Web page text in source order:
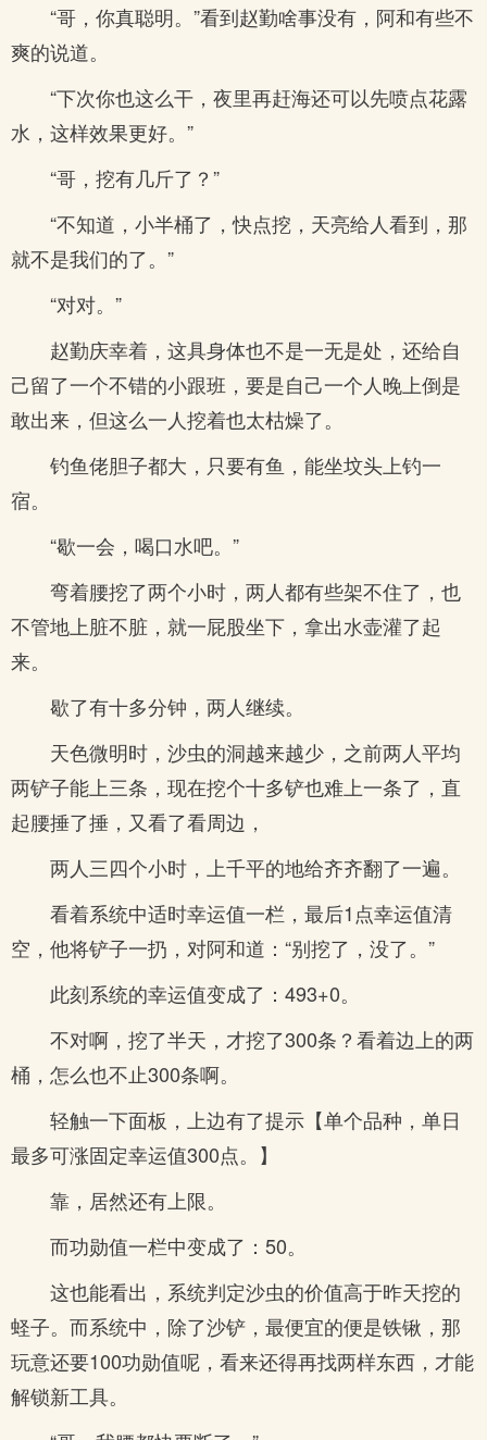
“哥，你真聪明。”看到赵勤啥事没有，阿和有些不
爽的说道。
“下次你也这么干，夜里再赶海还可以先喷点花露
水，这样效果更好。”
“哥，挖有几斤了？”
“不知道，小半桶了，快点挖，天亮给人看到，那
就不是我们的了。”
“对对。”
赵勤庆幸着，这具身体也不是一无是处，还给自
己留了一个不错的小跟班，要是自己一个人晚上倒是
敢出来，但这么一人挖着也太枯燥了。
钓鱼佬胆子都大，只要有鱼，能坐坟头上钓一
宿。
“歇一会，喝口水吧。”
弯着腰挖了两个小时，两人都有些架不住了，也
不管地上脏不脏，就一屁股坐下，拿出水壶灌了起
来。
歇了有十多分钟，两人继续。
天色微明时，沙虫的洞越来越少，之前两人平均
两铲子能上三条，现在挖个十多铲也难上一条了，直
起腰捶了捶，又看了看周边，
两人三四个小时，上千平的地给齐齐翻了一遍。
看着系统中适时幸运值一栏，最后1点幸运值清
空，他将铲子一扔，对阿和道：“别挖了，没了。”
此刻系统的幸运值变成了：493+0。
不对啊，挖了半天，才挖了300条？看着边上的两
桶，怎么也不止300条啊。
轻触一下面板，上边有了提示【单个品种，单日
最多可涨固定幸运值300点。】
靠，居然还有上限。
而功勋值一栏中变成了：50。
这也能看出，系统判定沙虫的价值高于昨天挖的
蛏子。而系统中，除了沙铲，最便宜的便是铁锹，那
玩意还要100功勋值呢，看来还得再找两样东西，才能
解锁新工具。